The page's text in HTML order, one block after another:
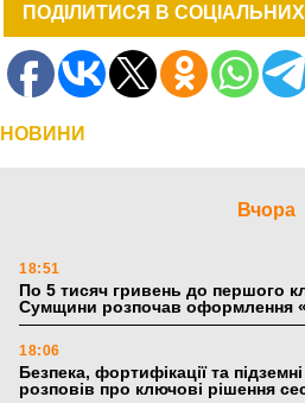
ПОДІЛИТИСЯ В
НОВИНИ
Вчора
18:51
По 5 тисяч гривень до першого
Сумщини розпочав оформлення
18:06
Безпека, фортифікації та
розповів про ключові рішення